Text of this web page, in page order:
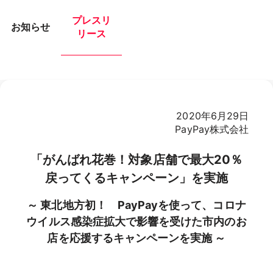
お知らせ
プレスリ
リース
2020年6月29日
PayPay株式会社
「がんばれ花巻！対象店舗で最大20％
戻ってくるキャンペーン」を実施
～ 東北地方初！ PayPayを使って、コロナ
ウイルス感染症拡大で影響を受けた市内のお
店を応援するキャンペーンを実施 ～